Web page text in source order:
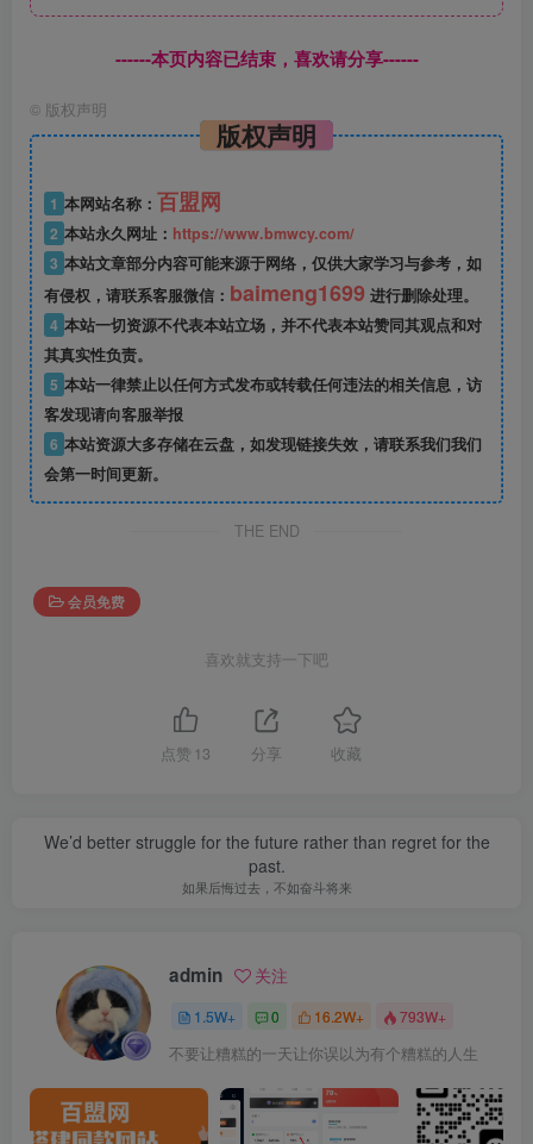
------本页内容已结束，喜欢请分享------
© 版权声明
版权声明
1 本网站名称： 百盟网
2 本站永久网址： https://www.bmwcy.com/
3 本站文章部分内容可能来源于网络，仅供大家学习与参考，如
有侵权，请联系客服微信： baimeng1699 进行删除处理。
4 本站一切资源不代表本站立场，并不代表本站赞同其观点和对
其真实性负责。
5 本站一律禁止以任何方式发布或转载任何违法的相关信息，访
客发现请向客服举报
6 本站资源大多存储在云盘，如发现链接失效，请联系我们我们
会第一时间更新。
THE END
会员免费
喜欢就支持一下吧
点赞 13 分享 收藏
We’d better struggle for the future rather than regret for the
past.
如果后悔过去，不如奋斗将来
admin 关注
1.5W+ 0 16.2W+ 793W+
不要让糟糕的一天让你误以为有个糟糕的人生